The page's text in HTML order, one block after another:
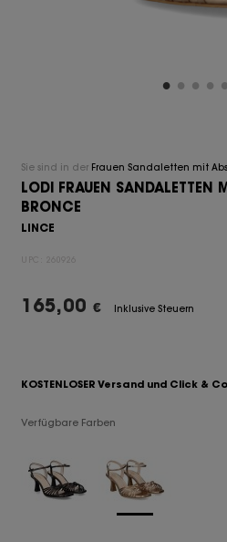
Sie sind in der Frauen Sandaletten mit
LODI FRAUEN SANDALETTEN
BRONCE
LINCE
UPC:
165,00 € Inklusive Steuern
KOSTENLOSER Versand und Click &
Verfügbare Farben